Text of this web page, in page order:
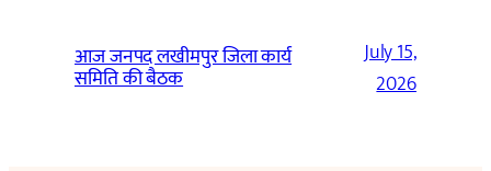
आज जनपद लखीमपुर जिला कार्य
समिति की बैठक
July 15,
2026